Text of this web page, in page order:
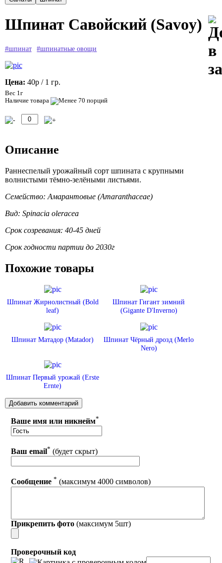
Шпинат Савойский (Savoy)
#шпинат #шпинатные овощи
Цена: 40р / 1 гр.
Вес 1г
Наличие товара
Описание
Раннеспелый урожайный сорт шпината с крупными
волнистыми тёмно-зелёными листьями.
Семейство: Амарантовые (Amaranthaceae)
Вид: Spinacia oleracea
Срок созревания: 40-45 дней
Срок годности партии до 2030г
Похожие товары
Шпинат Жирнолистный (Bold
leaf)
Шпинат Гигант зимний
(Gigante D'Inverno)
Шпинат Матадор (Matador)
Шпинат Чёрный дрозд (Merlo
Nero)
Шпинат Первый урожай (Erste
Ernte)
Ваше имя или никнейм*
Ваш email* (будет скрыт)
Сообщение * (максимум 4000 символов)
Прикрепить фото (максимум 5шт)
Проверочный код